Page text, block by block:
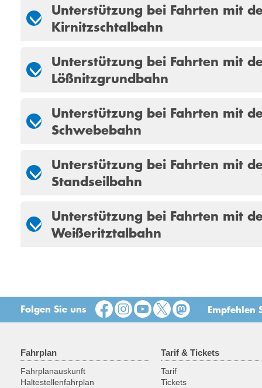
Unterstützung bei Fahrten mit
Kirnitzschtalbahn
Unterstützung bei Fahrten mit
Lößnitzgrundbahn
Unterstützung bei Fahrten mit
Schwebebahn
Unterstützung bei Fahrten mit
Standseilbahn
Unterstützung bei Fahrten mit
Weißeritztalbahn
Folgen Sie uns Empfehlen
Fahrplan
Fahrplanauskunft
Haltestellenfahrplan
Tarif & Tickets
Tarif
Tickets